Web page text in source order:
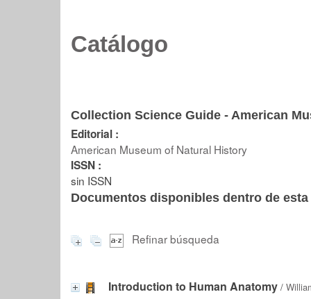
Catálogo
Collection Science Guide - American
Editorial :
American Museum of Natural History
ISSN :
sin ISSN
Documentos disponibles dentro de
Refinar búsqueda
Introduction to Human Anatomy /